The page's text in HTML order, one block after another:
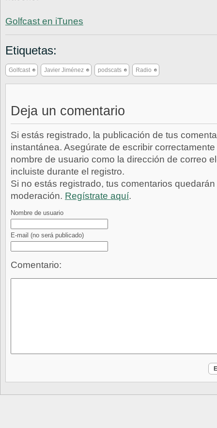
Golfcast en iTunes
Etiquetas:
Golfcast Javier Jiménez podscats Radio
Deja un comentario
Si estás registrado, la publicación de tus
instantánea. Asegúrate de escribir
nombre de usuario como la dirección de correo
incluiste durante el registro.
Si no estás registrado, tus comentarios
moderación. Regístrate aquí.
Nombre de usuario
E-mail (no será publicado)
Comentario: